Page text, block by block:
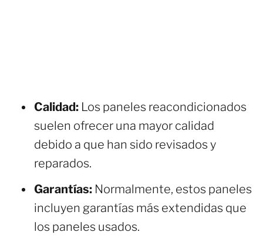
Calidad: Los paneles reacondicionados
suelen ofrecer una mayor calidad
debido a que han sido revisados y
reparados.
Garantías: Normalmente, estos paneles
incluyen garantías más extendidas que
los paneles usados.